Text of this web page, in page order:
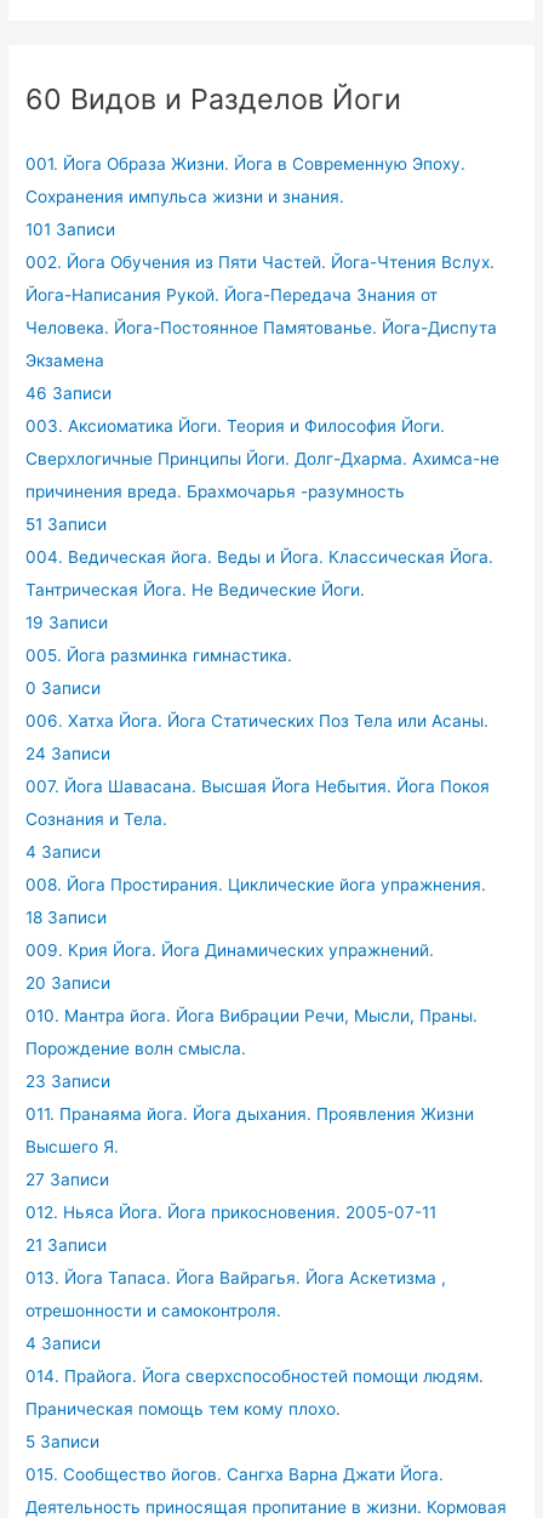
60 Видов и Разделов Йоги
001. Йога Образа Жизни. Йога в Современную Эпоху.
Сохранения импульса жизни и знания.
101 Записи
002. Йога Обучения из Пяти Частей. Йога-Чтения Вслух.
Йога-Написания Рукой. Йога-Передача Знания от
Человека. Йога-Постоянное Памятованье. Йога-Диспута
Экзамена
46 Записи
003. Аксиоматика Йоги. Теория и Философия Йоги.
Сверхлогичные Принципы Йоги. Долг-Дхарма. Ахимса-не
причинения вреда. Брахмочарья -разумность
51 Записи
004. Ведическая йога. Веды и Йога. Классическая Йога.
Тантрическая Йога. Не Ведические Йоги.
19 Записи
005. Йога разминка гимнастика.
0 Записи
006. Хатха Йога. Йога Статических Поз Тела или Асаны.
24 Записи
007. Йога Шавасана. Высшая Йога Небытия. Йога Покоя
Сознания и Тела.
4 Записи
008. Йога Простирания. Циклические йога упражнения.
18 Записи
009. Крия Йога. Йога Динамических упражнений.
20 Записи
010. Мантра йога. Йога Вибрации Речи, Мысли, Праны.
Порождение волн смысла.
23 Записи
011. Пранаяма йога. Йога дыхания. Проявления Жизни
Высшего Я.
27 Записи
012. Ньяса Йога. Йога прикосновения. 2005-07-11
21 Записи
013. Йога Тапаса. Йога Вайрагья. Йога Аскетизма ,
отрешонности и самоконтроля.
4 Записи
014. Прайога. Йога сверхспособностей помощи людям.
Праническая помощь тем кому плохо.
5 Записи
015. Сообщество йогов. Сангха Варна Джати Йога.
Деятельность приносящая пропитание в жизни. Кормовая